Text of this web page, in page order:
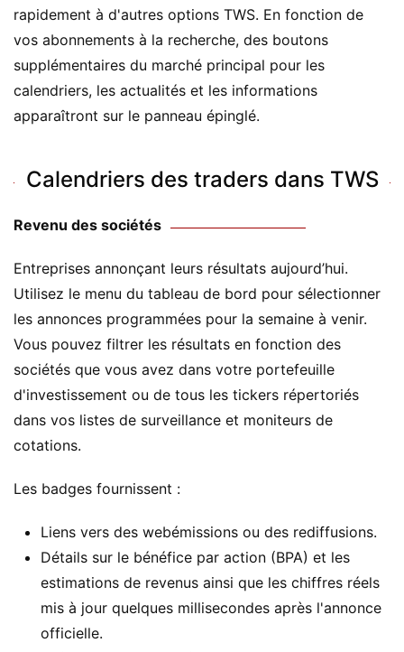
rapidement à d'autres options TWS. En fonction de
vos abonnements à la recherche, des boutons
supplémentaires du marché principal pour les
calendriers, les actualités et les informations
apparaîtront sur le panneau épinglé.
Calendriers des traders dans TWS
Revenu des sociétés
Entreprises annonçant leurs résultats aujourd’hui.
Utilisez le menu du tableau de bord pour sélectionner
les annonces programmées pour la semaine à venir.
Vous pouvez filtrer les résultats en fonction des
sociétés que vous avez dans votre portefeuille
d'investissement ou de tous les tickers répertoriés
dans vos listes de surveillance et moniteurs de
cotations.
Les badges fournissent :
Liens vers des webémissions ou des rediffusions.
Détails sur le bénéfice par action (BPA) et les
estimations de revenus ainsi que les chiffres réels
mis à jour quelques millisecondes après l'annonce
officielle.